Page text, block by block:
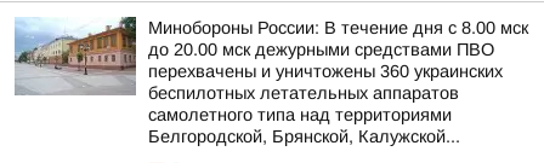
Минобороны России: В течение дня с 8.00 мск
до 20.00 мск дежурными средствами ПВО
перехвачены и уничтожены 360 украинских
беспилотных летательных аппаратов
самолетного типа над территориями
Белгородской, Брянской, Калужской...